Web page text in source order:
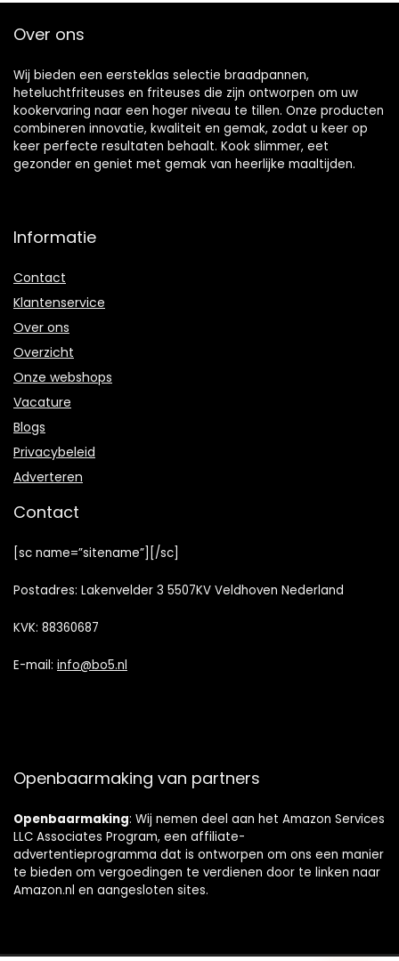
Over ons
Wij bieden een eersteklas selectie braadpannen,
heteluchtfriteuses en friteuses die zijn ontworpen om uw
kookervaring naar een hoger niveau te tillen. Onze producten
combineren innovatie, kwaliteit en gemak, zodat u keer op
keer perfecte resultaten behaalt. Kook slimmer, eet
gezonder en geniet met gemak van heerlijke maaltijden.
Informatie
Contact
Klantenservice
Over ons
Overzicht
Onze webshops
Vacature
Blogs
Privacybeleid
Adverteren
Contact
[sc name=”sitename”][/sc]
Postadres: Lakenvelder 3 5507KV Veldhoven Nederland
KVK: 88360687
E-mail: info@bo5.nl
Openbaarmaking van partners
Openbaarmaking: Wij nemen deel aan het Amazon Services
LLC Associates Program, een affiliate-
advertentieprogramma dat is ontworpen om ons een manier
te bieden om vergoedingen te verdienen door te linken naar
Amazon.nl en aangesloten sites.